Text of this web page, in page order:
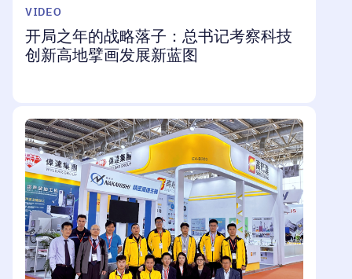
VIDEO
开局之年的战略落子：总书记考察科技
创新高地擘画发展新蓝图